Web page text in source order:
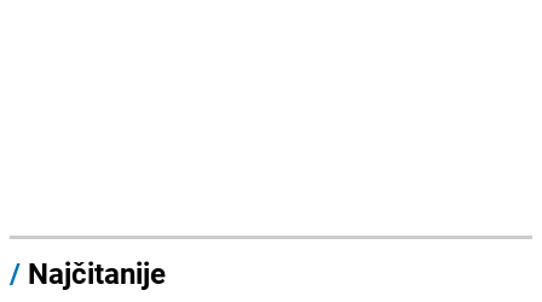
/ Najčitanije